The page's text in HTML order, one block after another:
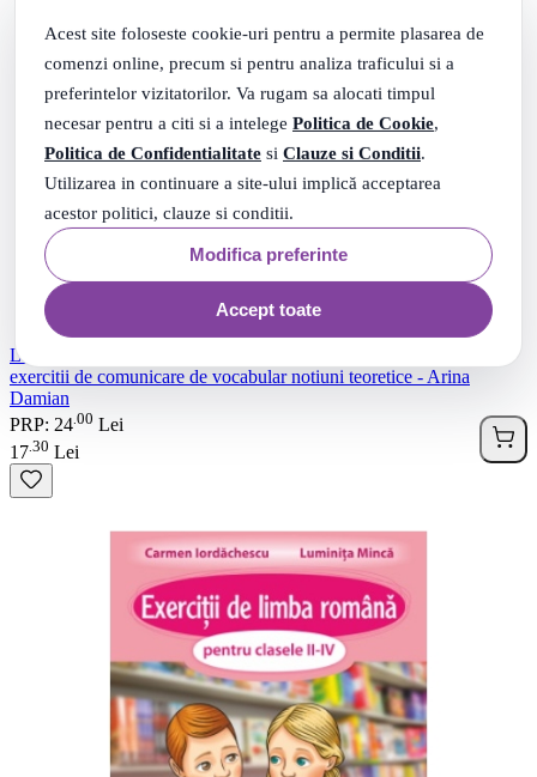
Acest site foloseste cookie-uri pentru a permite plasarea de
comenzi online, precum si pentru analiza traficului si a
preferintelor vizitatorilor. Va rugam sa alocati timpul
necesar pentru a citi si a intelege Politica de Cookie,
Politica de Confidentialitate si Clauze si Conditii.
Utilizarea in continuare a site-ului implică acceptarea
acestor politici, clauze si conditii.
Modifica preferinte
Accept toate
Limba si literatura romana. Clasa a 4-a. Caiet de lucru. Lecturi
exercitii de comunicare de vocabular notiuni teoretice - Arina
Damian
PRP: 24 00 Lei
17 30 Lei